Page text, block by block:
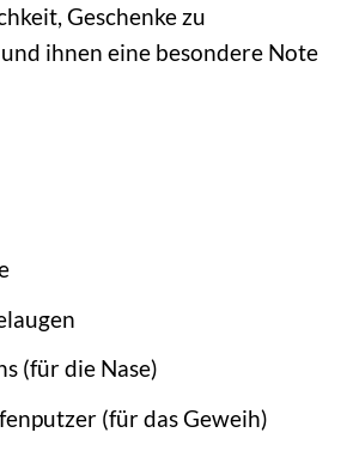
Geschenke zu
ihnen eine besondere Note
(für die Nase)
(für das Geweih)